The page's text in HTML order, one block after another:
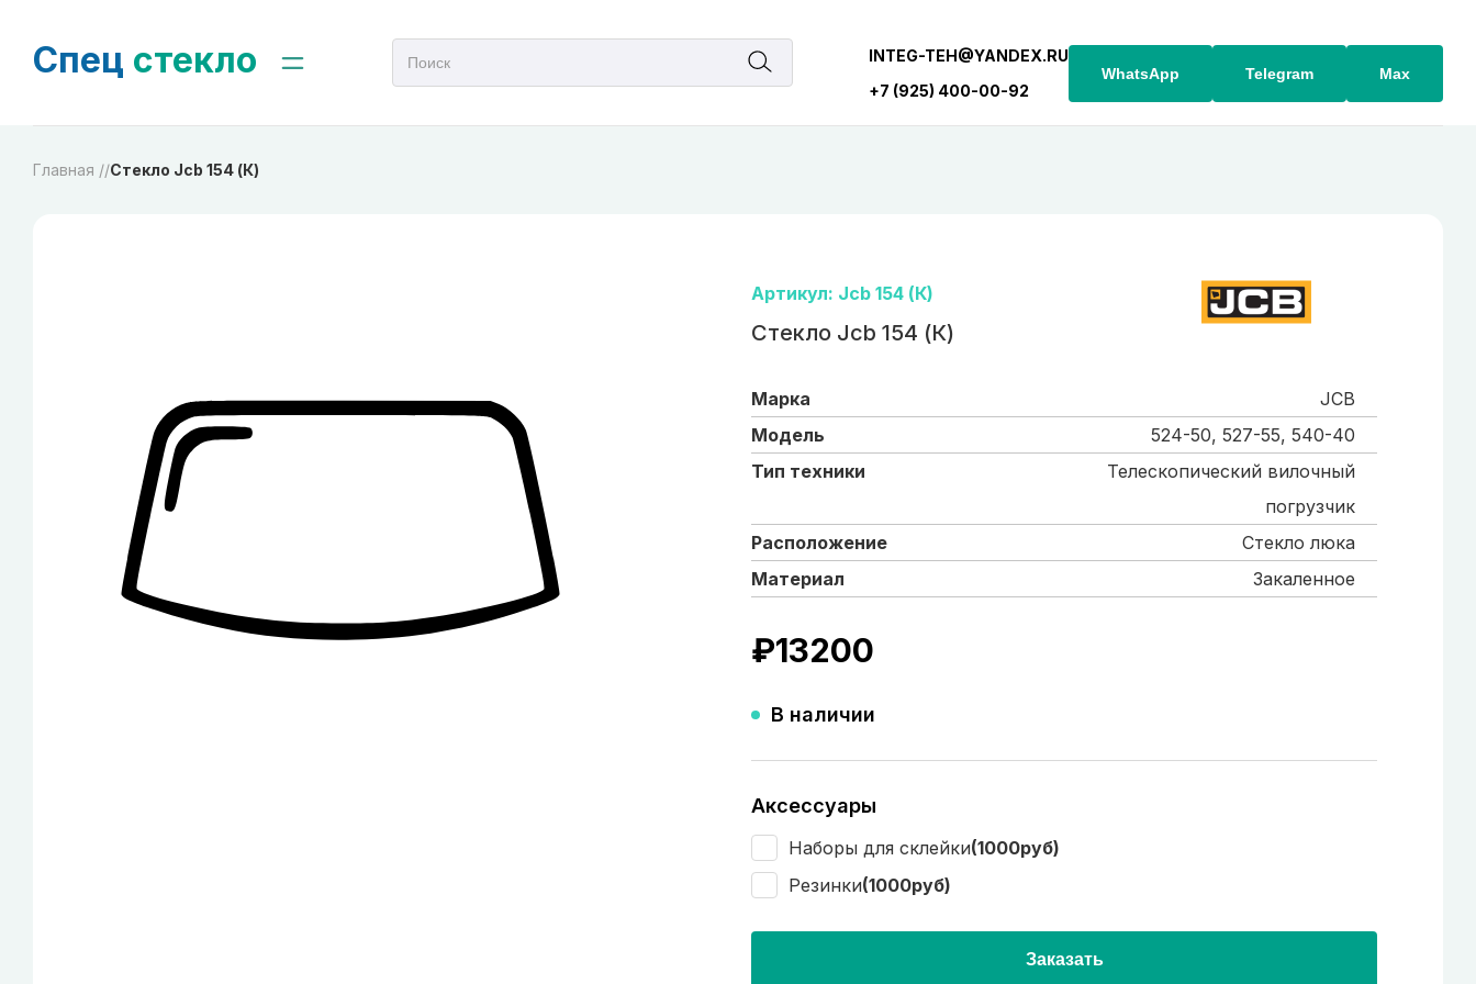
Спец стекло
INTEG-TEH@YANDEX.RU
+7 (925) 400-00-92
WhatsApp Telegram Max
Главная //Стекло Jcb 154 (К)
Артикул: Jcb 154 (К)
Стекло Jcb 154 (К)
Марка
JCB
Модель
524-50, 527-55, 540-40
Тип техники
Телескопический вилочный
погрузчик
Расположение
Стекло люка
Материал
Закаленное
₽13200
В наличии
Аксессуары
Наборы для склейки(1000руб)
Резинки(1000руб)
Заказать